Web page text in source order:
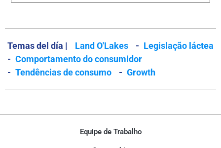
Temas del día | Land O'Lakes - Legislação láctea
- Comportamento do consumidor
- Tendências de consumo - Growth
Equipe de Trabalho